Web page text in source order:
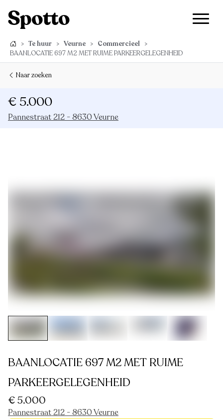
> Te huur > Veurne > Commercieel >
BAANLOCATIE 697 M2 MET RUIME PARKEERGELEGENHEID
Naar zoeken
€ 5.000
Pannestraat 212 - 8630 Veurne
BAANLOCATIE 697 M2 MET RUIME
PARKEERGELEGENHEID
€ 5.000
Pannestraat 212 - 8630 Veurne